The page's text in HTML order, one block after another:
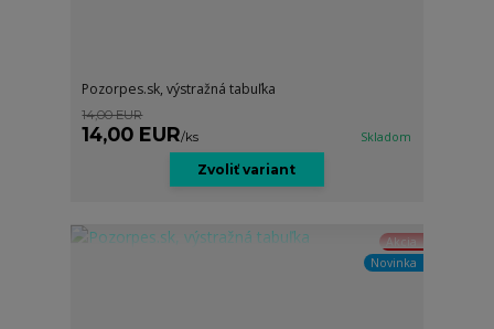
Pozorpes.sk, výstražná tabuľka
14,00 EUR
14,00 EUR/ks Skladom
Zvoliť variant
Akcia
Novinka